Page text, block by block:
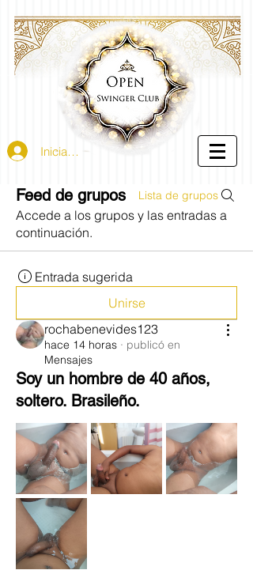
Iniciar sesión
Feed de grupos Lista de grupos
Accede a los grupos y las entradas a
continuación.
Entrada sugerida
Unirse
rochabenevides123
hace 14 horas · publicó en
Mensajes
Soy un hombre de 40 años,
soltero. Brasileño.